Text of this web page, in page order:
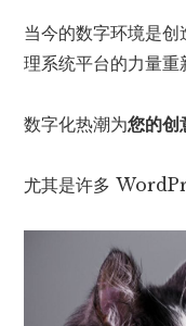
当今的数字环境是
理系统平台的力量重
数字化热潮为您的创
尤其是许多